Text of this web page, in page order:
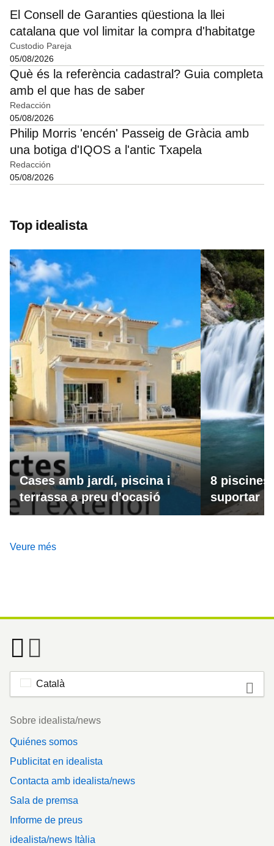
El Consell de Garanties qüestiona la llei
catalana que vol limitar la compra d'habitatge
Custodio Pareja
05/08/2026
Què és la referència cadastral? Guia completa
amb el que has de saber
Redacción
05/08/2026
Philip Morris 'encén' Passeig de Gràcia amb
una botiga d'IQOS a l'antic Txapela
Redacción
05/08/2026
Top idealista
Cases amb jardí, piscina i
terrassa a preu d'ocasió
8 piscines
suportar
Veure més
Català
Footer
Sobre idealista/news
Quiénes somos
Publicitat en idealista
Contacta amb idealista/news
Sala de premsa
Informe de preus
idealista/news Itàlia